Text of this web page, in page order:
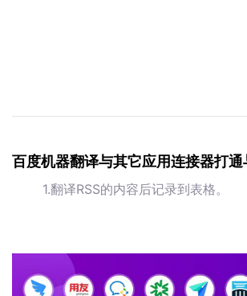
百度机器翻译与其它应用连接器打
1.翻译RSS的内容后记录到表格。